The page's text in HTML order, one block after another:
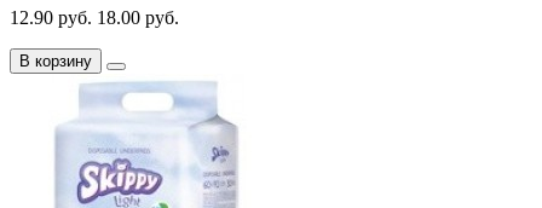
12.90 руб. 18.00 руб.
В корзину